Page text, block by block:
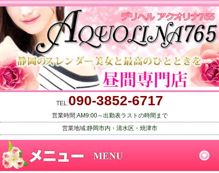
TEL:090-3852-6717
営業時間:AM9:00～出勤表ラストの時間まで
営業地域:静岡市内・清水区・焼津市